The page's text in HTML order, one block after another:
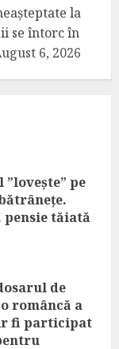
la
se întorc în
6, 2026
pe
tăiată
de
româncă a
fi participat